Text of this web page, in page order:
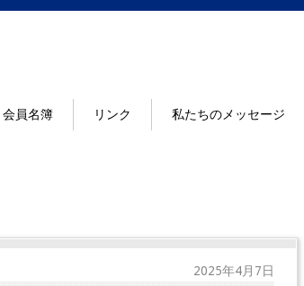
会員名簿 リンク 私たちのメッセージ
2025年4月7日